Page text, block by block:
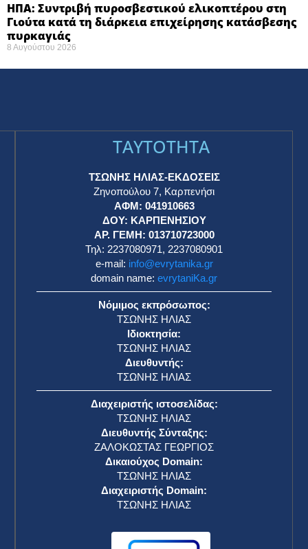
ΗΠΑ: Συντριβή πυροσβεστικού ελικοπτέρου στη
Γιούτα κατά τη διάρκεια επιχείρησης κατάσβεσης
πυρκαγιάς ​
8 Αυγούστου 2026
TAYTOTHTA
ΤΣΩΝΗΣ ΗΛΙΑΣ-ΕΚΔΟΣΕΙΣ
Ζηνοπούλου 7, Καρπενήσι
ΑΦΜ: 041910663
ΔΟΥ: ΚΑΡΠΕΝΗΣΙΟΥ
ΑΡ. ΓΕΜΗ: 013710723000
Τηλ: 2237080971, 2237080901
e-mail: info@evrytanika.gr
domain name: evrytaniKa.gr
Νόμιμος εκπρόσωπος:
ΤΣΩΝΗΣ ΗΛΙΑΣ
Ιδιοκτησία:
ΤΣΩΝΗΣ ΗΛΙΑΣ
Διευθυντής:
ΤΣΩΝΗΣ ΗΛΙΑΣ
Διαχειριστής ιστοσελίδας:
ΤΣΩΝΗΣ ΗΛΙΑΣ
Διευθυντής Σύνταξης:
ΖΑΛΟΚΩΣΤΑΣ ΓΕΩΡΓΙΟΣ
Δικαιούχος Domain:
ΤΣΩΝΗΣ ΗΛΙΑΣ
Διαχειριστής Domain:
ΤΣΩΝΗΣ ΗΛΙΑΣ